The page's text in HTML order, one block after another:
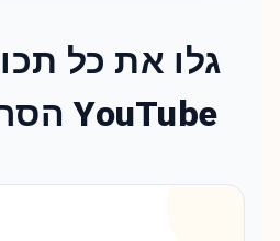
גלו את כל
הסרטונים של YouTube